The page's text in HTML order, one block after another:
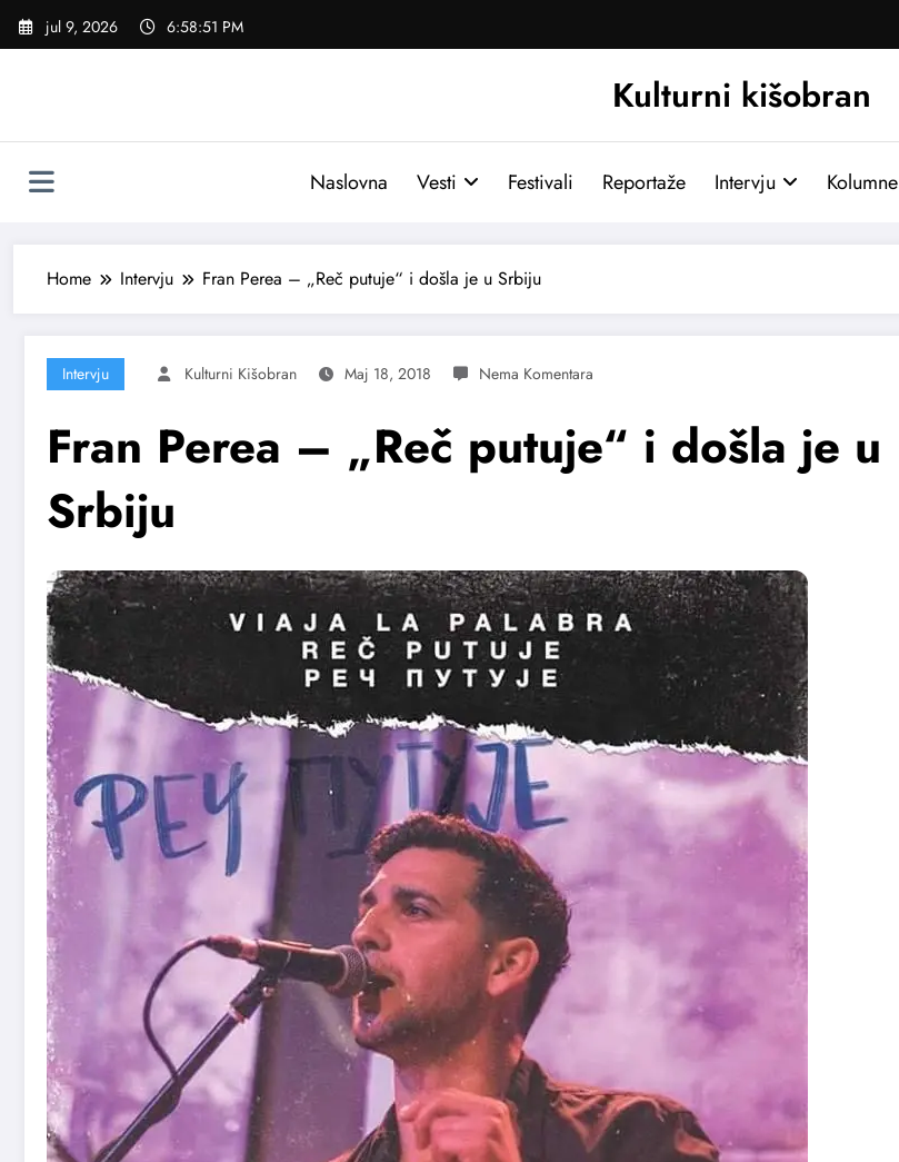
Skoči
jul 9, 2026 6:58:52 PM
Kulturni kišobran
Naslovna Vesti Festivali Reportaže Intervju Kolumne
Home Intervju Fran Perea – „Reč putuje“ i došla je u Srbiju
Intervju Kulturni Kišobran Maj 18, 2018
Fran Perea – „Reč putuje“ i došla je u
Srbiju